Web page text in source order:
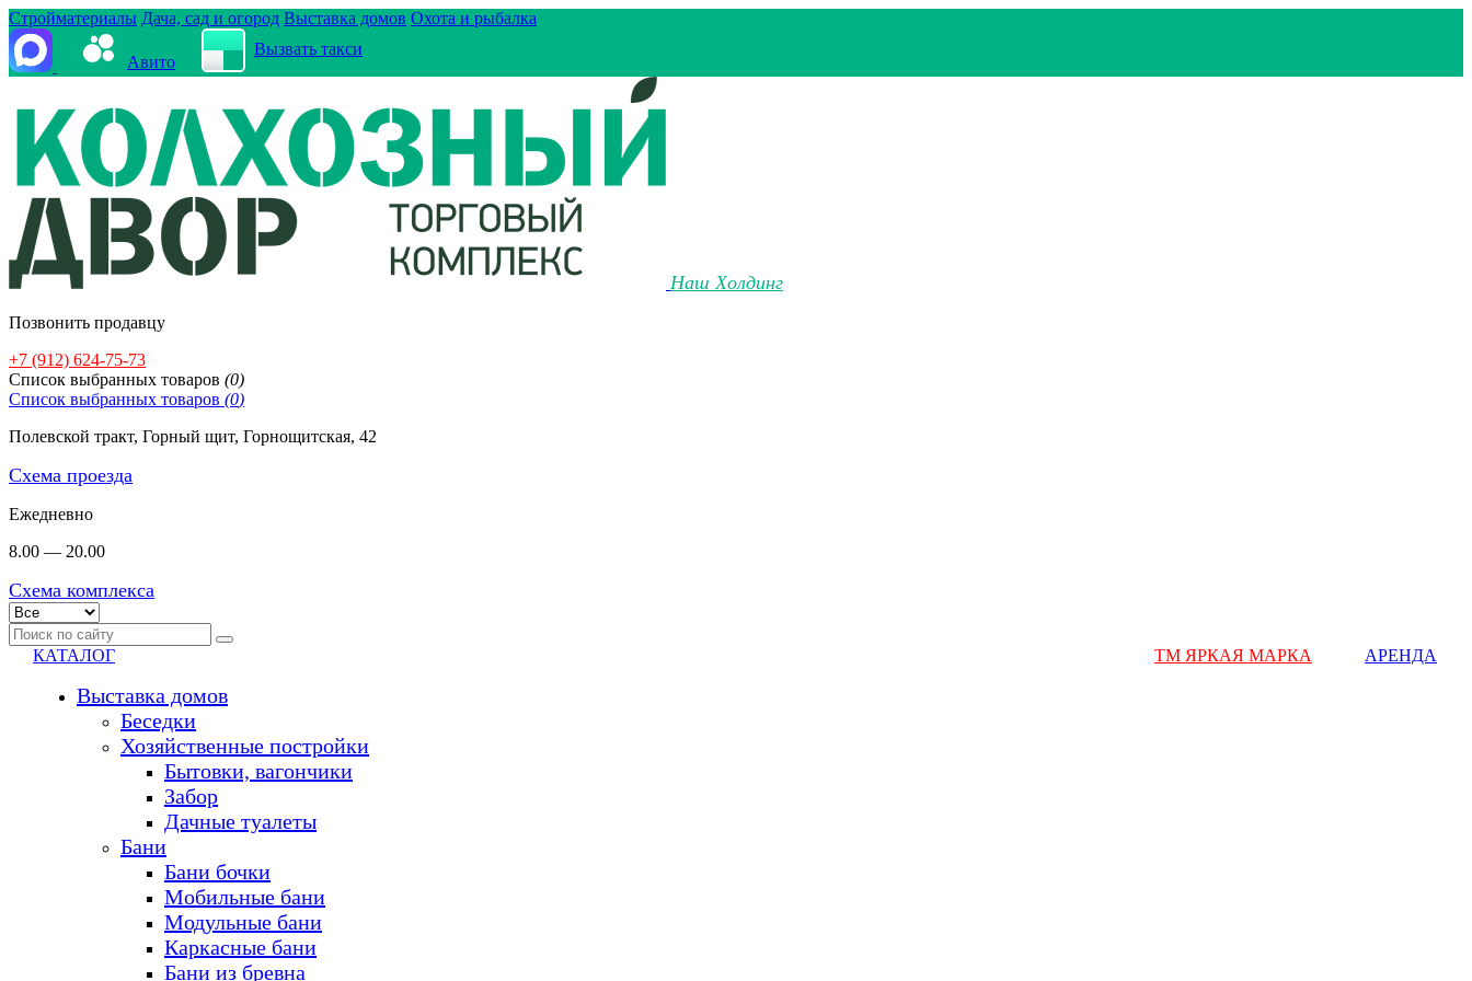
Стройматериалы Дача, сад и огород Выставка домов Охота и рыбалка
Авито
Вызвать такси
Наш Холдинг
Позвонить продавцу
+7 (912) 624-75-73
Cписок выбранных товаров (0)
Cписок выбранных товаров (0)
Полевской тракт, Горный щит, Горнощитская, 42
Схема проезда
Ежедневно
8.00 — 20.00
Схема комплекса
КАТАЛОГ
Выставка домов
Беседки
Хозяйственные постройки
Бытовки, вагончики
Забор
Дачные туалеты
Бани
Бани бочки
Мобильные бани
Модульные бани
Каркасные бани
Бани из бревна
ТМ ЯРКАЯ МАРКА АРЕНДА